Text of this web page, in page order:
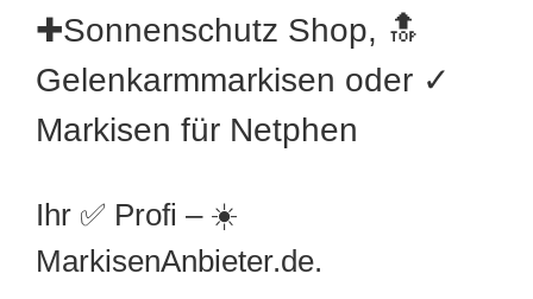
✚Sonnenschutz Shop, 🔝
Gelenkarmmarkisen oder ✓
Markisen für Netphen
Ihr ✅ Profi – ☀️
MarkisenAnbieter.de.